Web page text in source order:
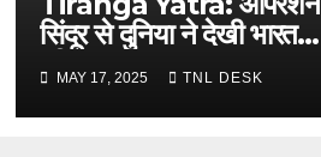
सिंदूर से दुनिया ने देखी भारत
की ताकत
MAY 17, 2025 TNL DESK